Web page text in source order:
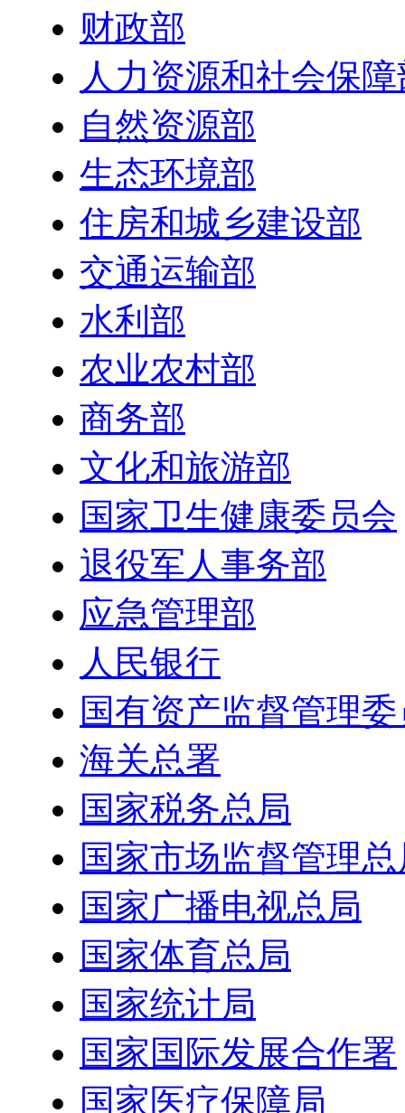
财政部
人力资源和社会保
自然资源部
生态环境部
住房和城乡建设部
交通运输部
水利部
农业农村部
商务部
文化和旅游部
国家卫生健康委员会
退役军人事务部
应急管理部
人民银行
国有资产监督管理
海关总署
国家税务总局
国家市场监督管理
国家广播电视总局
国家体育总局
国家统计局
国家国际发展合作署
国家医疗保障局